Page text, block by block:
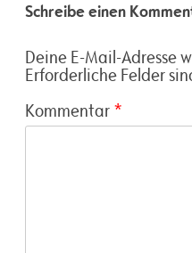
Schreibe einen
Deine E-Mail-Adresse
Erforderliche Felder
Kommentar *